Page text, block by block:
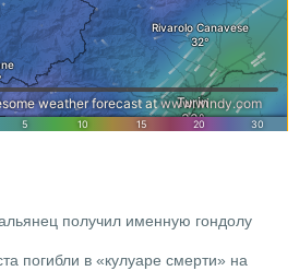
получил именную гондолу
погибли в «кулуаре смерти» на